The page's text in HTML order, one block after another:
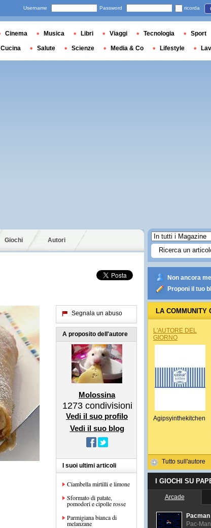
Giochi Autori
Segnala un abuso
A proposito dell'autore
Molossina
1273 condivisioni
Vedi il suo profilo
Vedi il suo blog
I suoi ultimi articoli
Ciambella mirtilli e limone
Sformato di patate,
pomodori e cipolle rosse
Parmigiana bianca di
melanzane
Non ancora
Proponi il tuo
LA COMMUNITY
L'AUTORE DEL
GIORNO
Agipsyinthekitchen
Tutto sull'autore
I GIOCHI SU
Arcade
Pacman
Pac-
Username Password ricorda
Cinema Musica Libri Viaggi Tecnologia Sport
Cucina Salute Scienze Media & Co Lifestyle